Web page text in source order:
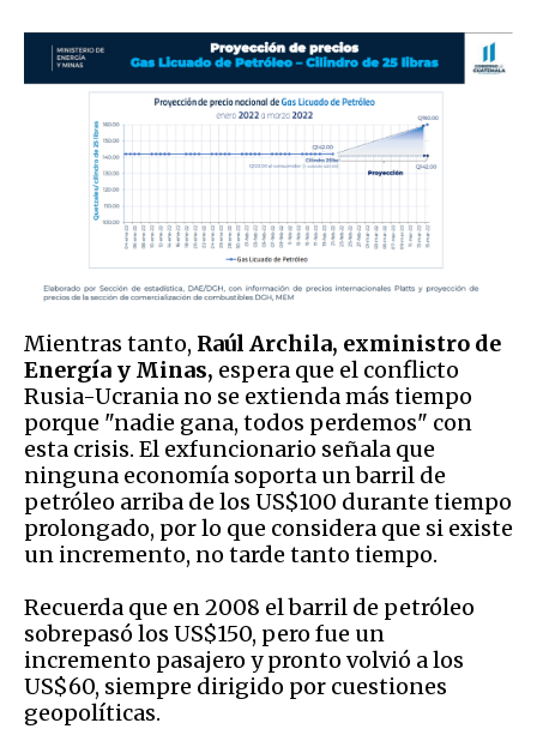
Mientras tanto, Raúl Archila, exministro de
Energía y Minas, espera que el conflicto
Rusia-Ucrania no se extienda más tiempo
porque "nadie gana, todos perdemos" con
esta crisis. El exfuncionario señala que
ninguna economía soporta un barril de
petróleo arriba de los US$100 durante tiempo
prolongado, por lo que considera que si existe
un incremento, no tarde tanto tiempo.
Recuerda que en 2008 el barril de petróleo
sobrepasó los US$150, pero fue un
incremento pasajero y pronto volvió a los
US$60, siempre dirigido por cuestiones
geopolíticas.